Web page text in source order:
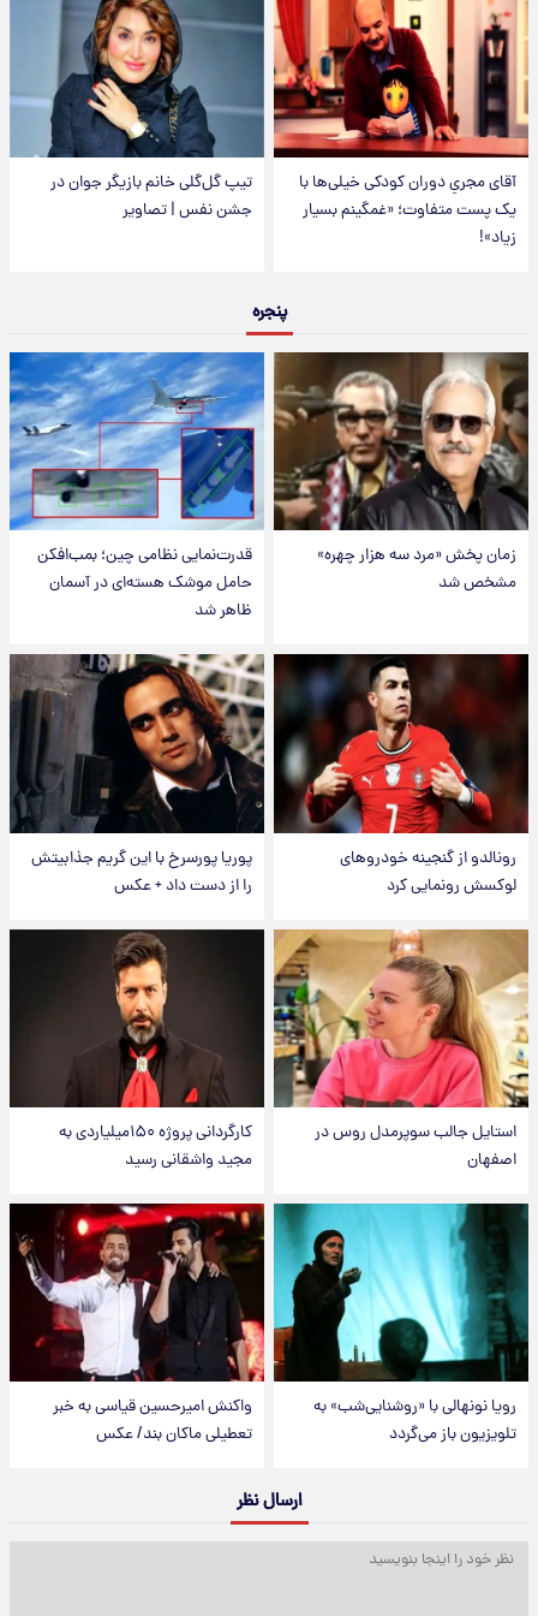
آقای مجریِ دوران کودکی خیلی‌ها با
یک پست متفاوت؛ «غمگینم بسیار
زیاد»!
تیپ گل‌گلی خانم بازیگر جوان در
جشن نفس | تصاویر
پنجره
زمان پخش «مرد سه هزار چهره»
مشخص شد
قدرت‌نمایی نظامی چین؛ بمب‌افکن
حامل موشک هسته‌ای در آسمان
ظاهر شد
رونالدو از گنجینه خودروهای
لوکسش رونمایی کرد
پوریا پورسرخ با این گریم جذابیتش
را از دست داد + عکس
استایل جالب سوپرمدل روس در
اصفهان
کارگردانی پروژه ۱۵۰میلیاردی به
مجید واشقانی رسید
رویا نونهالی با «روشنایی‌شب» به
تلویزیون باز می‌گردد
واکنش امیرحسین قیاسی به خبر
تعطیلی ماکان بند/ عکس
ارسال نظر